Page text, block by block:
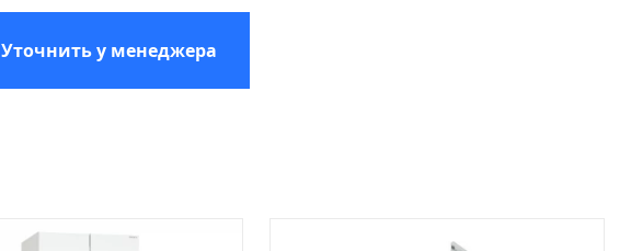
Уточнить у менеджера